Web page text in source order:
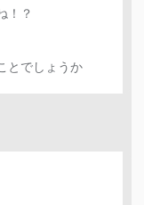
！？
とでしょうか